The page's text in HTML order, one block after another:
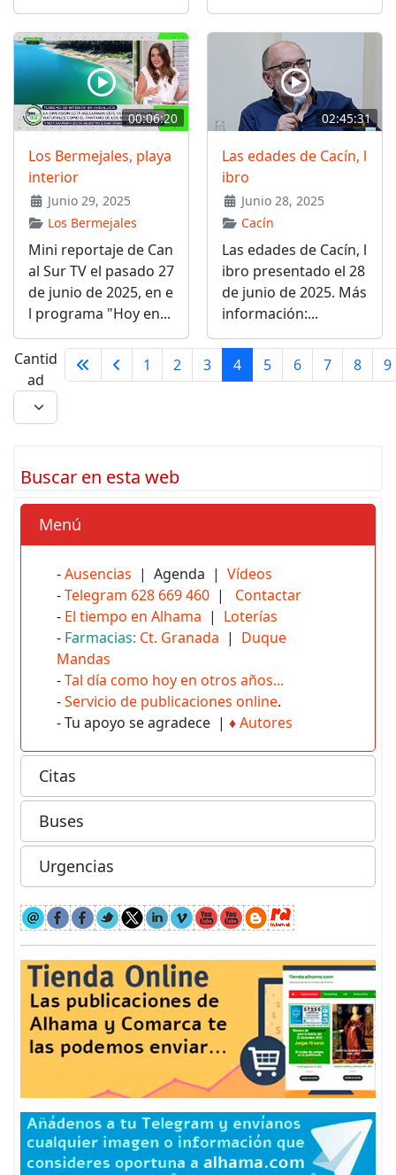
00:06:20
Los Bermejales, playa
interior
Junio 29, 2025
Los Bermejales
Mini reportaje de Can
al Sur TV el pasado 27
de junio de 2025, en e
l programa "Hoy en...
02:45:31
Las edades de Cacín, l
ibro
Junio 28, 2025
Cacín
Las edades de Cacín, l
ibro presentado el 28
de junio de 2025. Más
información:...
Cantid
ad
1 2 3 4 5 6 7 8 9
Buscar en esta web
Menú
-Ausencias | Agenda | Vídeos
-Telegram 628 669 460 | Contactar
- El tiempo en Alhama | Loterías
- Farmacias: Ct. Granada | Duque
Mandas
-Tal día como hoy en otros años...
-Servicio de publicaciones online.
- Tu apoyo se agradece | ♦Autores
Citas
Buses
Urgencias